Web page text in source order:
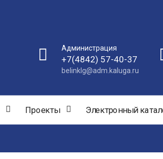
Администрация
+7(4842) 57-40-37
belinklg@adm.kaluga.ru
Проекты Электронный